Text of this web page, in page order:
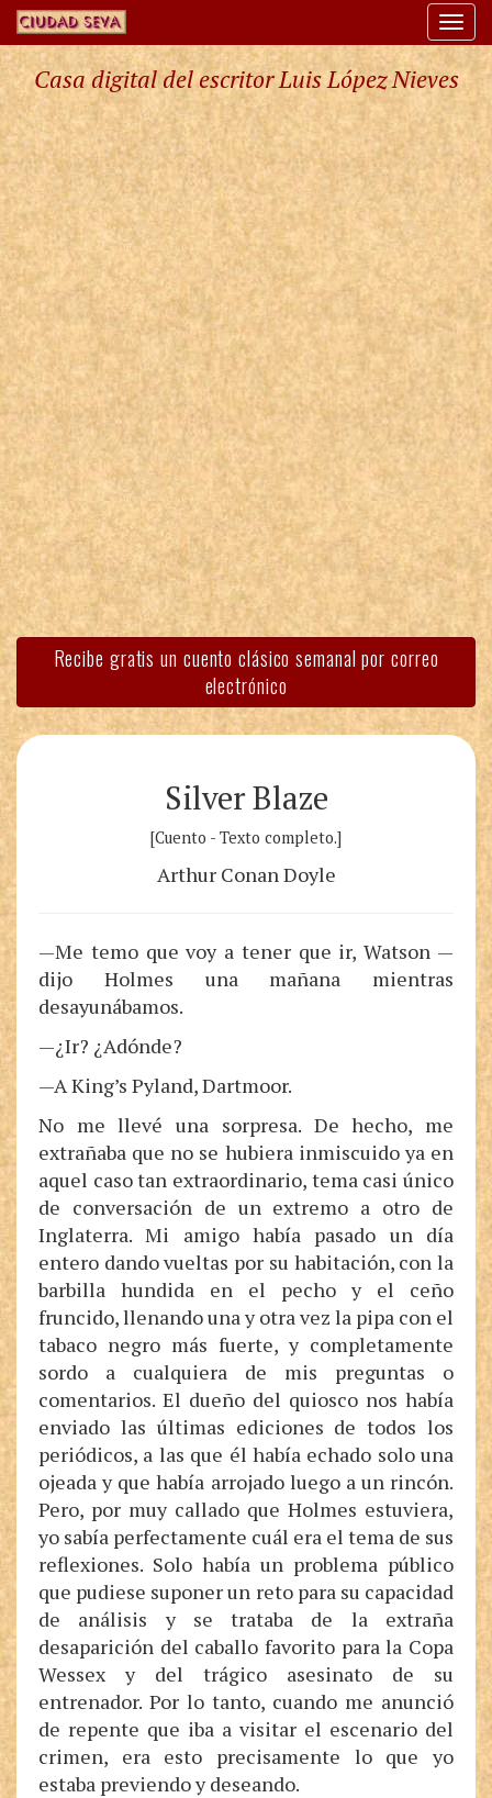
Casa digital del escritor Luis López Nieves
Recibe gratis un cuento clásico semanal por correo
electrónico
Silver Blaze
[Cuento - Texto completo.]
Arthur Conan Doyle
—Me temo que voy a tener que ir, Watson —
dijo Holmes una mañana mientras
desayunábamos.
—¿Ir? ¿Adónde?
—A King’s Pyland, Dartmoor.
No me llevé una sorpresa. De hecho, me
extrañaba que no se hubiera inmiscuido ya en
aquel caso tan extraordinario, tema casi único
de conversación de un extremo a otro de
Inglaterra. Mi amigo había pasado un día
entero dando vueltas por su habitación, con la
barbilla hundida en el pecho y el ceño
fruncido, llenando una y otra vez la pipa con el
tabaco negro más fuerte, y completamente
sordo a cualquiera de mis preguntas o
comentarios. El dueño del quiosco nos había
enviado las últimas ediciones de todos los
periódicos, a las que él había echado solo una
ojeada y que había arrojado luego a un rincón.
Pero, por muy callado que Holmes estuviera,
yo sabía perfectamente cuál era el tema de sus
reflexiones. Solo había un problema público
que pudiese suponer un reto para su capacidad
de análisis y se trataba de la extraña
desaparición del caballo favorito para la Copa
Wessex y del trágico asesinato de su
entrenador. Por lo tanto, cuando me anunció
de repente que iba a visitar el escenario del
crimen, era esto precisamente lo que yo
estaba previendo y deseando.